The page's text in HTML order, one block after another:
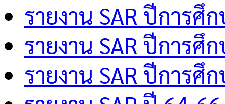
รายงาน SAR ปีการศึ
รายงาน SAR ปีการศึ
รายงาน SAR ปีการศึ